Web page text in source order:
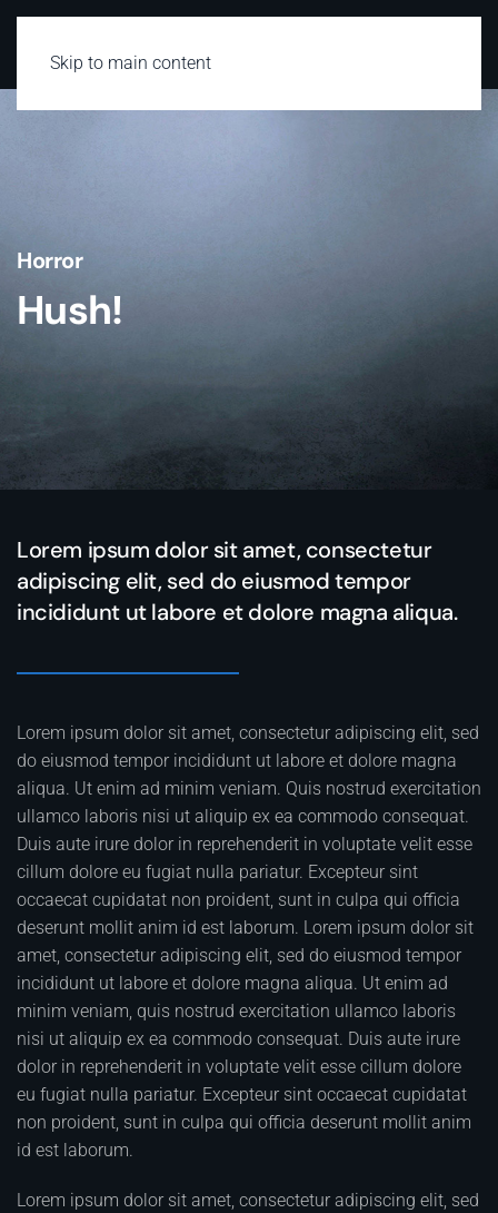
Skip to main content
Horror
Hush!
Lorem ipsum dolor sit amet, consectetur
adipiscing elit, sed do eiusmod tempor
incididunt ut labore et dolore magna aliqua.
Lorem ipsum dolor sit amet, consectetur adipiscing elit, sed
do eiusmod tempor incididunt ut labore et dolore magna
aliqua. Ut enim ad minim veniam. Quis nostrud exercitation
ullamco laboris nisi ut aliquip ex ea commodo consequat.
Duis aute irure dolor in reprehenderit in voluptate velit esse
cillum dolore eu fugiat nulla pariatur. Excepteur sint
occaecat cupidatat non proident, sunt in culpa qui officia
deserunt mollit anim id est laborum. Lorem ipsum dolor sit
amet, consectetur adipiscing elit, sed do eiusmod tempor
incididunt ut labore et dolore magna aliqua. Ut enim ad
minim veniam, quis nostrud exercitation ullamco laboris
nisi ut aliquip ex ea commodo consequat. Duis aute irure
dolor in reprehenderit in voluptate velit esse cillum dolore
eu fugiat nulla pariatur. Excepteur sint occaecat cupidatat
non proident, sunt in culpa qui officia deserunt mollit anim
id est laborum.
Lorem ipsum dolor sit amet, consectetur adipiscing elit, sed